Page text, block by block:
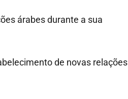
árabes durante a sua
de novas relações